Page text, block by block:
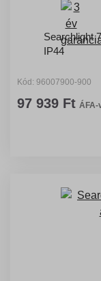
Searchlight
IP44
Kód: 96007900-900
97 939 Ft ÁFA-